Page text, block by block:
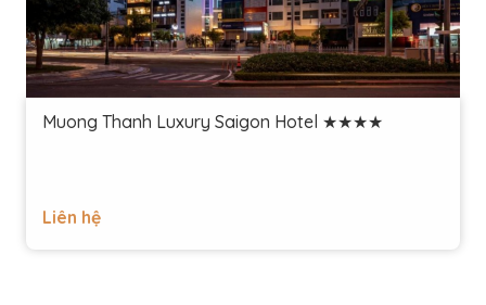
Muong Thanh Luxury Saigon Hotel ★★★★
Liên hệ